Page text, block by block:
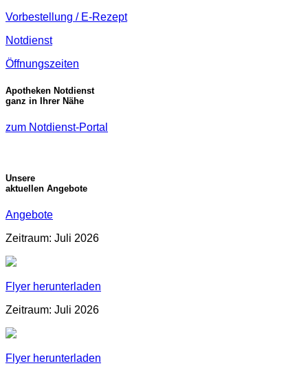
Vorbestellung / E-Rezept
Notdienst
Öffnungszeiten
Apotheken Notdienst
ganz in Ihrer Nähe
zum Notdienst-Portal
Unsere
aktuellen Angebote
Angebote
Zeitraum: Juli 2026
Flyer herunterladen
Zeitraum: Juli 2026
Flyer herunterladen